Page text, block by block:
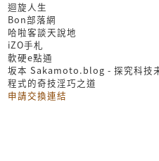
迴旋人生
Bon部落網
哈啦客談天說地
iZO手札
軟硬e點通
坂本 Sakamoto.blog - 探究科技
程式的奇技淫巧之道
申請交換連結